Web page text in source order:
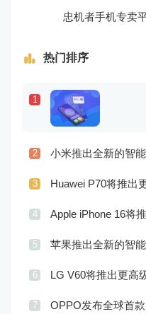
热门排序
1
2 小米推出全新的智
3
4
5 苹果推出全新的智
6
7 OPPO发布全球首